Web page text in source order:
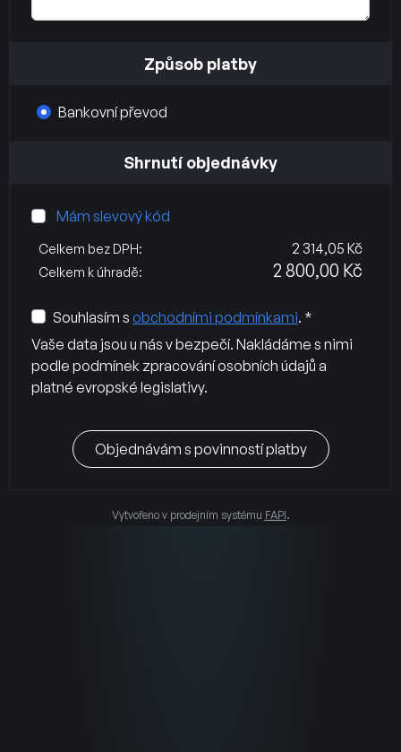
Způsob platby
Bankovní převod
Shrnutí objednávky
Mám slevový kód
Celkem bez DPH: 2 314,05 Kč
Celkem k úhradě: 2 800,00 Kč
Souhlasím s obchodními podmínkami. *
Vaše data jsou u nás v bezpečí. Nakládáme s nimi
podle podmínek zpracování osobních údajů a
platné evropské legislativy.
Objednávám s povinností platby
Vytvořeno v prodejním systému FAPI.